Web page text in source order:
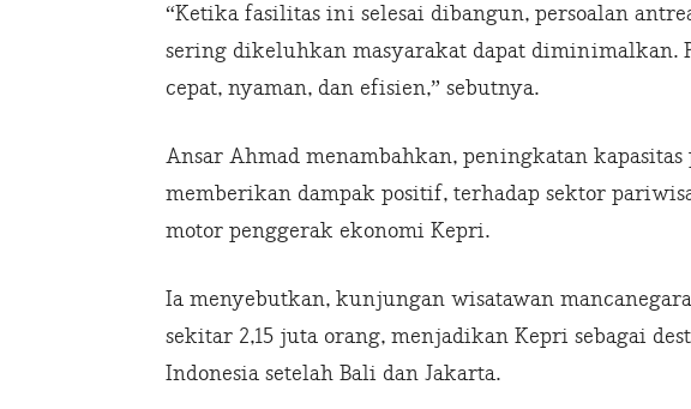
“Ketika fasilitas ini selesai dibangun, persoalan
sering dikeluhkan masyarakat dapat diminimalkan.
cepat, nyaman, dan efisien,” sebutnya.
Ansar Ahmad menambahkan, peningkatan
memberikan dampak positif, terhadap sektor
motor penggerak ekonomi Kepri.
Ia menyebutkan, kunjungan wisatawan
sekitar 2,15 juta orang, menjadikan Kepri sebagai
Indonesia setelah Bali dan Jakarta.